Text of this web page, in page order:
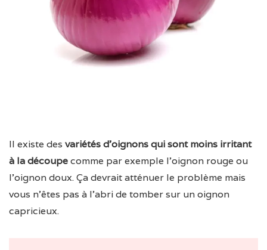
Il existe des variétés d’oignons qui sont moins irritant
à la découpecomme par exemple l’oignon rouge ou
l’oignon doux. Ça devrait atténuer le problème mais
vous n’êtes pas à l’abri de tomber sur un oignon
capricieux.